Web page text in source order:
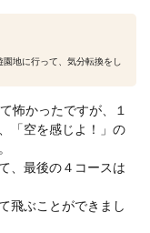
地に行って、気分転換をし
怖かったですが、１
「空を感じよ！」の
、最後の４コースは
飛ぶことができまし